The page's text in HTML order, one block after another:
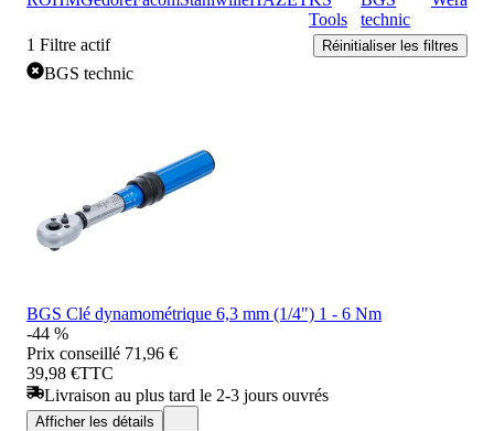
Tools
technic
1 Filtre actif Réinitialiser les filtres
BGS technic
BGS Clé dynamométrique 6,3 mm (1/4") 1 - 6 Nm
-44 %
Prix conseillé 71,96 €
39,98 €TTC
Livraison au plus tard le 2-3 jours ouvrés
Afficher les détails